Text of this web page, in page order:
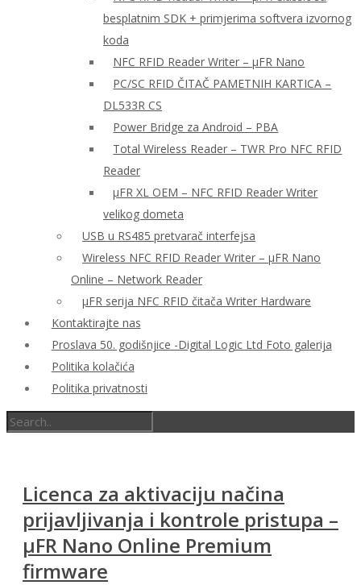
besplatnim SDK + primjerima softvera izvornog
koda
NFC RFID Reader Writer – μFR Nano
PC/SC RFID ČITAČ PAMETNIH KARTICA –
DL533R CS
Power Bridge za Android – PBA
Total Wireless Reader – TWR Pro NFC RFID
Reader
µFR XL OEM – NFC RFID Reader Writer
velikog dometa
USB u RS485 pretvarač interfejsa
Wireless NFC RFID Reader Writer – μFR Nano
Online – Network Reader
μFR serija NFC RFID čitača Writer Hardware
Kontaktirajte nas
Proslava 50. godišnjice -Digital Logic Ltd Foto galerija
Politika kolačića
Politika privatnosti
Licenca za aktivaciju načina
prijavljivanja i kontrole pristupa –
μFR Nano Online Premium
firmware